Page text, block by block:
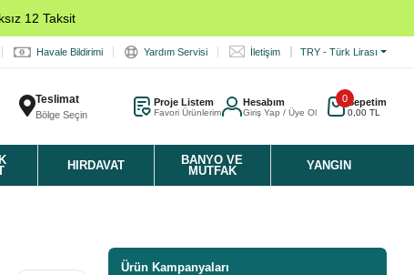
12 Taksit
Havale Bildirimi Yardım Servisi İletişim TRY - Türk Lirası
Teslimat
Bölge Seçin
Proje Listem
Favori Ürünlerim
Hesabım
Giriş Yap / Üye Ol
0Sepetim
0,00 TL
HIRDAVAT
BANYO VE
MUTFAK
YANGIN
Ürün Kampanyaları